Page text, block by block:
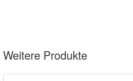
Weitere Produkte